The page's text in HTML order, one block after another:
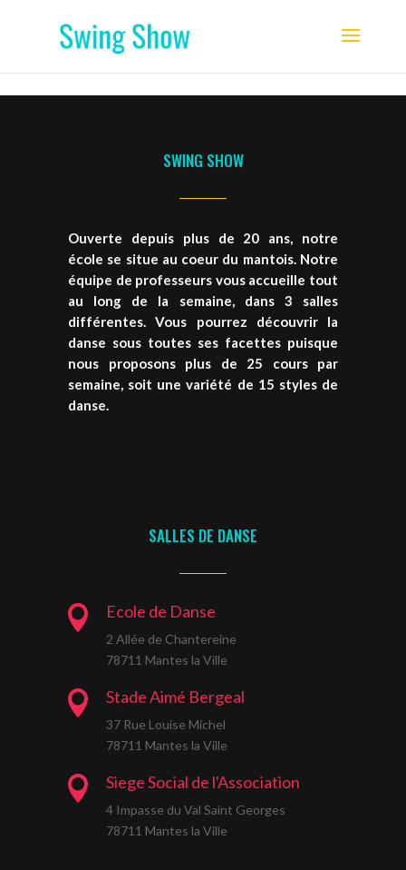
SWING SHOW
Ouverte depuis plus de 20 ans, notre
école se situe au coeur du mantois. Notre
équipe de professeurs vous accueille tout
au long de la semaine, dans 3 salles
différentes. Vous pourrez découvrir la
danse sous toutes ses facettes puisque
nous proposons plus de 25 cours par
semaine, soit une variété de 15 styles de
danse.
SALLES DE DANSE
 Ecole de Danse
2 Allée de Chantereine
78711 Mantes la Ville
 Stade Aimé Bergeal
37 Rue Louise Michel
78711 Mantes la Ville
 Siege Social de l'Association
4 Impasse du Val Saint Georges
78711 Mantes la Ville